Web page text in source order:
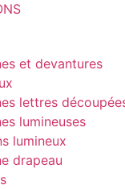
et devantures
lettres
lumineuses
lumineux
drapeau